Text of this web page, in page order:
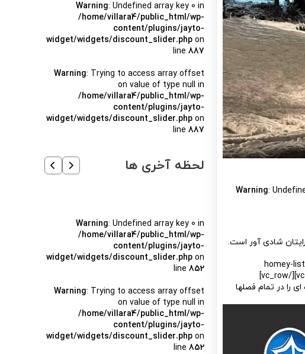
Warning:
شادی آور است.
را در تمام فصلها
Warning: Undefined array key 0 in
/home/villara4/public_html/wp-
content/plugins/jayto-
widget/widgets/discount_slider.php on
line887
Warning: Trying to access array offset
on value of type null in
/home/villara4/public_html/wp-
content/plugins/jayto-
widget/widgets/discount_slider.php on
line887
لحظه آخری ها
Warning: Undefined array key 0 in
/home/villara4/public_html/wp-
content/plugins/jayto-
widget/widgets/discount_slider.php on
line852
Warning: Trying to access array offset
on value of type null in
/home/villara4/public_html/wp-
content/plugins/jayto-
widget/widgets/discount_slider.php on
line852